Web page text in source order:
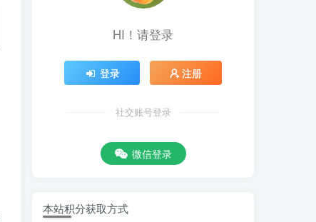
HI！请登录
登录 注册
社交账号登录
微信登录
本站积分获取方式